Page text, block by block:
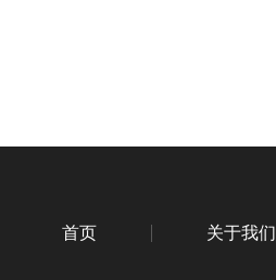
首页 关于我们